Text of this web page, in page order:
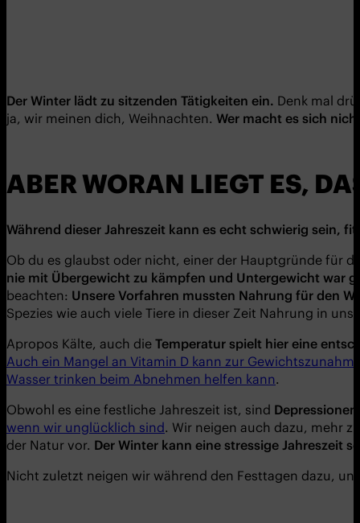
Der Winter lädt zu sitzenden Tätigkeiten ein. Denk mal
ja, wir meinen dich, Weihnachten. Wer macht es sich
ABER WORAN LIEGT ES,
Während dieser Jahreszeit kann es echt schwierig sein,
Ob du es glaubst oder nicht, einer der Hauptgründe für
nie mit Übergewicht zu kämpfen und Untergewicht war
beachten: Unsere Vorfahren mussten Nahrung für den
Spezies wie auch viele Tiere in dieser Zeit Nahrung in
Apropos Kälte, auch die Temperatur spielt hier eine
Auch ein Mangel an Vitamin D kann zur
Wasser trinken beim Abnehmen helfen kann.
Obwohl es eine festliche Jahreszeit ist, sind
wenn wir unglücklich sind. Wir neigen auch dazu, mehr
der Natur vor. Der Winter kann eine stressige Jahreszeit
Nicht zuletzt neigen wir während den Festtagen dazu,